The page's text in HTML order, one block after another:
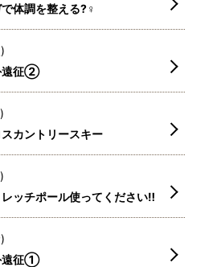
で体調を整える?‍♀️
遠征②
カントリースキー
レッチポール使ってください‼️
遠征①